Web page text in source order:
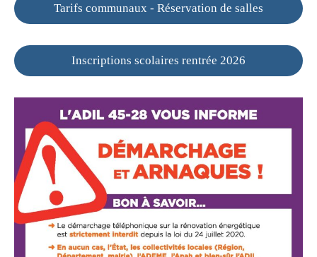
Tarifs communaux - Réservation de salles
Inscriptions scolaires rentrée 2026